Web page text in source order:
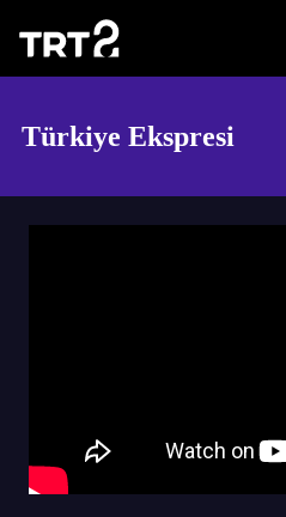
Türkiye Ekspresi